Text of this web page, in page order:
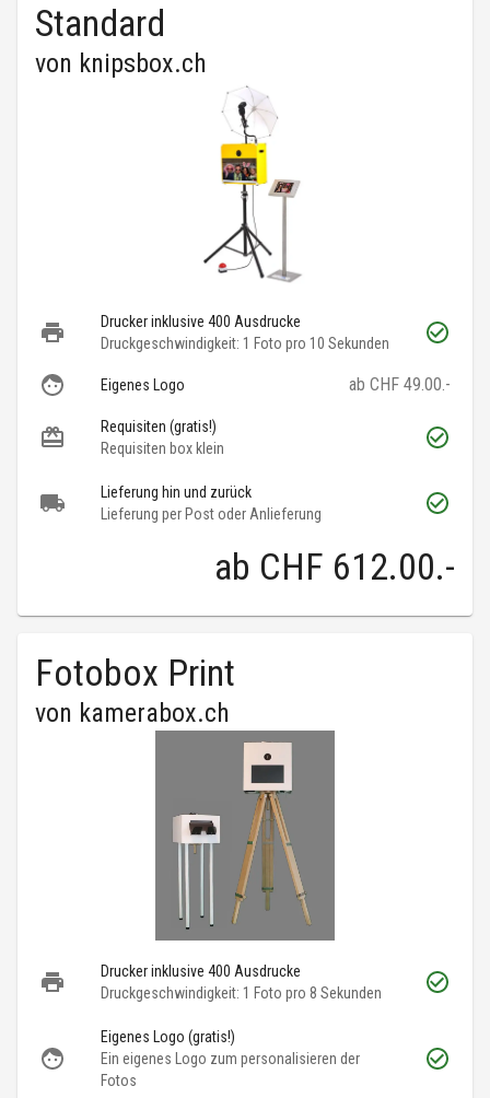
Standard
von knipsbox.ch
Drucker inklusive 400 Ausdrucke
Druckgeschwindigkeit: 1 Foto pro 10 Sekunden
Eigenes Logo ab CHF 49.00.-
Requisiten (gratis!)
Requisiten box klein
Lieferung hin und zurück
Lieferung per Post oder Anlieferung
ab CHF 612.00.-
Fotobox Print
von kamerabox.ch
Drucker inklusive 400 Ausdrucke
Druckgeschwindigkeit: 1 Foto pro 8 Sekunden
Eigenes Logo (gratis!)
Ein eigenes Logo zum personalisieren der
Fotos